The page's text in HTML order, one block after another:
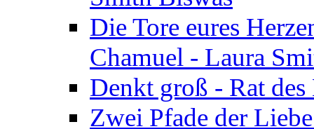
Die Tore eures
Chamuel - Laura
Denkt groß - Rat
Zwei Pfade der